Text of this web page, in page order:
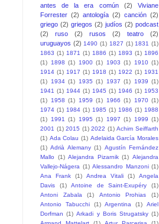
antes de la era común
(2)
Viviane
Forrester (2) antología (2) canción (2)
griego (2) griegos (2) judíos (2) podcast
(2)
ruso (2) rusos (2) teatro
(2)
uruguayos (2) 1490 (1) 1827 (1) 1831 (1)
1863 (1) 1871 (1) 1886 (1) 1893 (1) 1896
(1)
1898 (1) 1900 (1) 1903 (1) 1910 (1)
1914 (1) 1917 (1) 1918 (1) 1922 (1) 1931
(1)
1934 (1) 1935 (1) 1937 (1) 1939 (1)
1941 (1) 1944 (1) 1945 (1) 1946 (1) 1953
(1)
1958 (1) 1959 (1) 1966 (1) 1970 (1)
1974 (1) 1984 (1) 1985 (1) 1986 (1) 1988
(1)
1991 (1) 1995 (1) 1997 (1) 1999 (1)
2001 (1) 2015 (1) 2022 (1) Achim Seiffarth
(1) Ada Colau (1) Adelaida García Morales
(1) Adrià Alemany (1) Agustín Fernández
Mallo
(1) Alejandra Pizarnik (1) Alejandra
Vallejo-Nágera (1) Alessandro Manzoni (1)
Ana Frank
(1) Andrea Vitali (1)
Angela
Davis
(1) Antoine de Saint-Exupéry
(1)
Antoni Zabala
(1) Antonio Prohias
(1)
Antonio Tabucchi
(1) Argentina (1)
Ariel
Dorfman (1) Arkadi y Boris Strugatsky (1)